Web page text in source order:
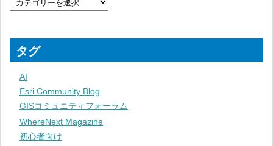
タグ
AI
Esri Community Blog
GISコミュニティフォーラム
WhereNext Magazine
初心者向け